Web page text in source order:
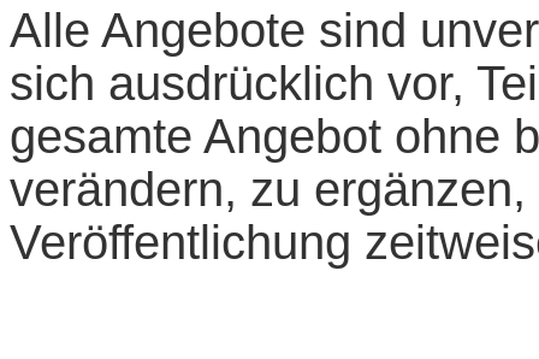
Alle Angebote sind
sich ausdrücklich vor,
gesamte Angebot ohne
verändern, zu
Veröffentlichung